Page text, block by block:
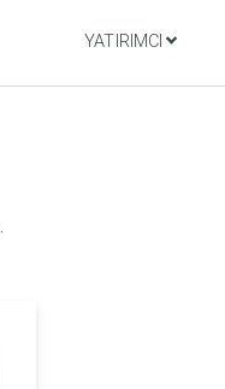
YATIRIMCI